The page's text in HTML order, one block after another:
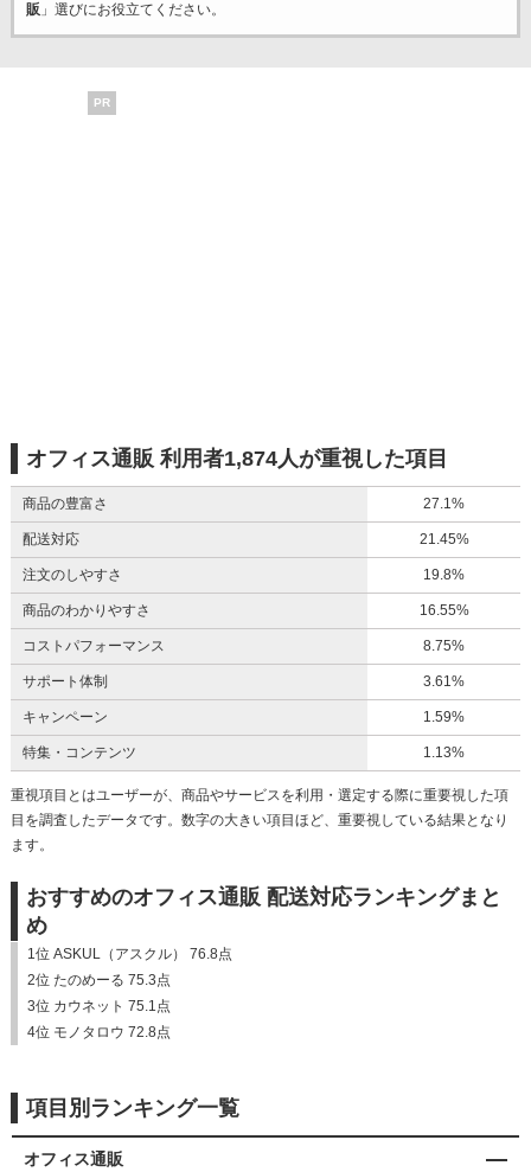
販 」選びにお役立てください。
PR
オフィス通販 利用者1,874人が重視した項目
商品の豊富さ 27.1%
配送対応 21.45%
注文のしやすさ 19.8%
商品のわかりやすさ 16.55%
コストパフォーマンス 8.75%
サポート体制 3.61%
キャンペーン 1.59%
特集・コンテンツ 1.13%
重視項目とはユーザーが、商品やサービスを利用・選定する際に重要視した項
目を調査したデータです。数字の大きい項目ほど、重要視している結果となり
ます。
おすすめのオフィス通販 配送対応ランキングまと
め
1位 ASKUL（アスクル） 76.8点
2位 たのめーる 75.3点
3位 カウネット 75.1点
4位 モノタロウ 72.8点
項目別ランキング一覧
オフィス通販